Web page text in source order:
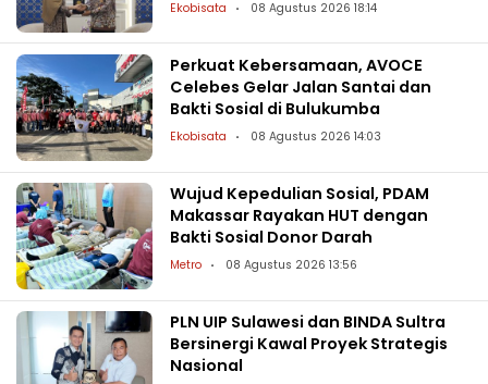
Ekobisata 08 Agustus 2026 18:14
Perkuat Kebersamaan, AVOCE
Celebes Gelar Jalan Santai dan
Bakti Sosial di Bulukumba
Ekobisata 08 Agustus 2026 14:03
Wujud Kepedulian Sosial, PDAM
Makassar Rayakan HUT dengan
Bakti Sosial Donor Darah
Metro 08 Agustus 2026 13:56
PLN UIP Sulawesi dan BINDA Sultra
Bersinergi Kawal Proyek Strategis
Nasional